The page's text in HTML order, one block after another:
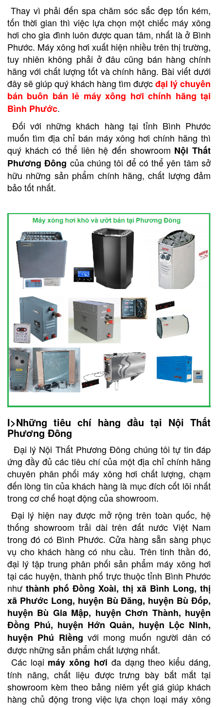
Thay vì phải đến spa chăm sóc sắc đẹp tốn kém,
tốn thời gian thì việc lựa chọn một chiếc máy xông
hơi cho gia đình luôn được quan tâm, nhất là ở Bình
Phước. Máy xông hơi xuất hiện nhiều trên thị trường,
tuy nhiên không phải ở đâu cũng bán hàng chính
hãng với chất lượng tốt và chính hãng. Bài viết dưới
đây sẽ giúp quý khách hàng tìm đượcđại lý chuyên
bán buôn bán lẻ máy xông hơi chính hãng tại
Bình Phước.
Đối với những khách hàng tại tỉnh Bình Phước
muốn tìm địa chỉ bán máy xông hơi chính hãng thì
quý khách có thể liên hệ đến showroom Nội Thất
Phương Đông của chúng tôi để có thể yên tâm sở
hữu những sản phẩm chính hãng, chất lượng đảm
bảo tốt nhất.
I>Những tiêu chí hàng đầu tại Nội Thất
Phương Đông
Đại lý Nội Thất Phương Đông chúng tôi tự tin đáp
ứng đầy đủ các tiêu chí của một địa chỉ chính hãng
chuyên phân phối máy xông hơi chất lượng, chạm
đến lòng tin của khách hàng là mục đích cốt lõi nhất
trong cơ chế hoạt động của showroom.
Đại lý hiện nay được mở rộng trên toàn quốc, hệ
thống showroom trải dài trên đất nước Việt Nam
trong đó có Bình Phước. Cửa hàng sẵn sàng phục
vụ cho khách hàng có nhu cầu. Trên tinh thần đó,
đại lý tập trung phân phối sản phẩm máy xông hơi
tại các huyện, thành phố trực thuộc tỉnh Bình Phước
nhưthành phố Đồng Xoài, thị xã Bình Long, thị
xã Phước Long, huyện Bù Đăng, huyện Bù Đốp,
huyện Bù Gia Mập, huyện Chơn Thành, huyện
Đồng Phú, huyện Hớn Quản, huyện Lộc Ninh,
huyện Phú Riềng với mong muốn người dân có
được những sản phẩm chất lượng nhất.
Các loại máy xông hơi đa dạng theo kiểu dáng,
tính năng, chất liệu được trưng bày bắt mắt tại
showroom kèm theo bảng niêm yết giá giúp khách
hàng chủ động trong việc lựa chọn loại máy xông